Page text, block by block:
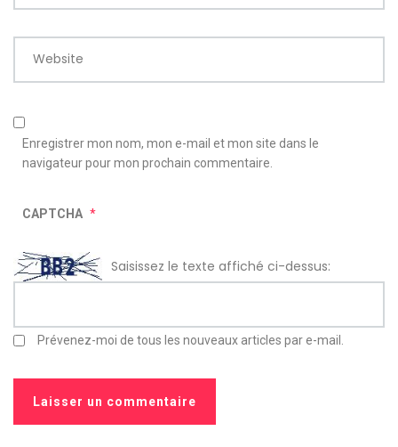
Website
Enregistrer mon nom, mon e-mail et mon site dans le
navigateur pour mon prochain commentaire.
CAPTCHA *
Saisissez le texte affiché ci-dessus:
Prévenez-moi de tous les nouveaux articles par e-mail.